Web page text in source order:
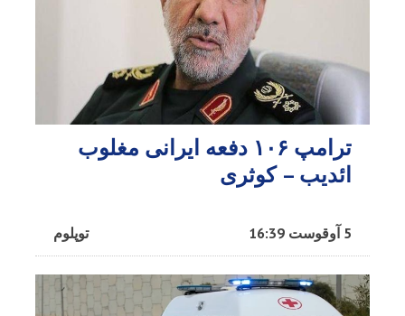
ترامپ ۱۰۶ دفعه ایرانی مغلوب
ائدیب – کوثری
توپلوم 5 آوقوست 16:39